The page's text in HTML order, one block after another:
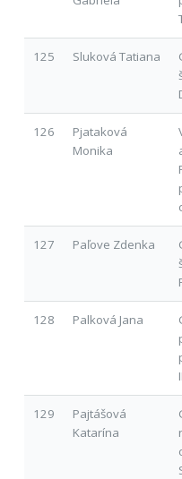
125 Sluková Tatiana
126
Pjataková
Monika
127 Paľove Zdenka
128 Palková Jana
129
Pajtášová
Katarína